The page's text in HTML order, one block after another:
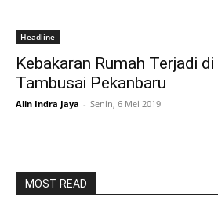
Headline
Kebakaran Rumah Terjadi
Tambusai Pekanbaru
Alin Indra Jaya - Senin, 6 Mei 2019
MOST READ